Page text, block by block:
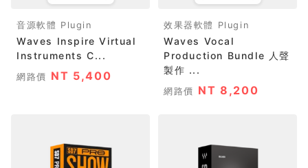
音源軟體 Plugin
Waves Inspire Virtual
Instruments C...
網路價 NT 5,400
效果器軟體 Plugin
Waves Vocal
Production Bundle 人聲
製作 ...
網路價 NT 8,200